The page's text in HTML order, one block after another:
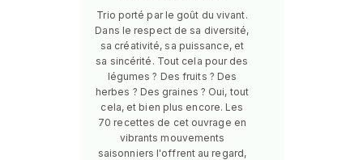
Trio porté par le goût du vivant.
Dans le respect de sa diversité,
sa créativité, sa puissance, et
sa sincérité. Tout cela pour des
légumes ? Des fruits ? Des
herbes ? Des graines ? Oui, tout
cela, et bien plus encore. Les
70 recettes de cet ouvrage en
vibrants mouvements
saisonniers l'offrent au regard,